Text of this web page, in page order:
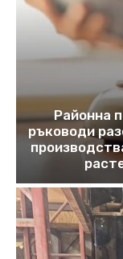
Районна
ръководи